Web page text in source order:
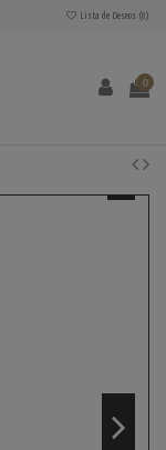
Lista de Deseos (0)
0